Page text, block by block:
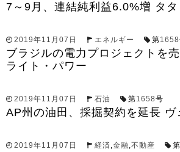
7～9月、連結純利益6.0%増 タ
2019年11月07日 エネルギー 第1658
ブラジルの電力プロジェクトを
ライト・パワー
2019年11月07日 石油 第1658号
AP州の油田、採掘契約を延長 ヴ
2019年11月07日 経済,金融,不動産 第